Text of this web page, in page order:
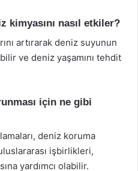
nasıl etkiler?
artırarak deniz suyunun
ve deniz yaşamını tehdit
için ne gibi
deniz koruma
işbirlikleri,
yardımcı olabilir.